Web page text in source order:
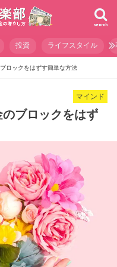
search
投資 ライフスタイル
ロックをはずす簡単な方法
マインド
ブロックをはず